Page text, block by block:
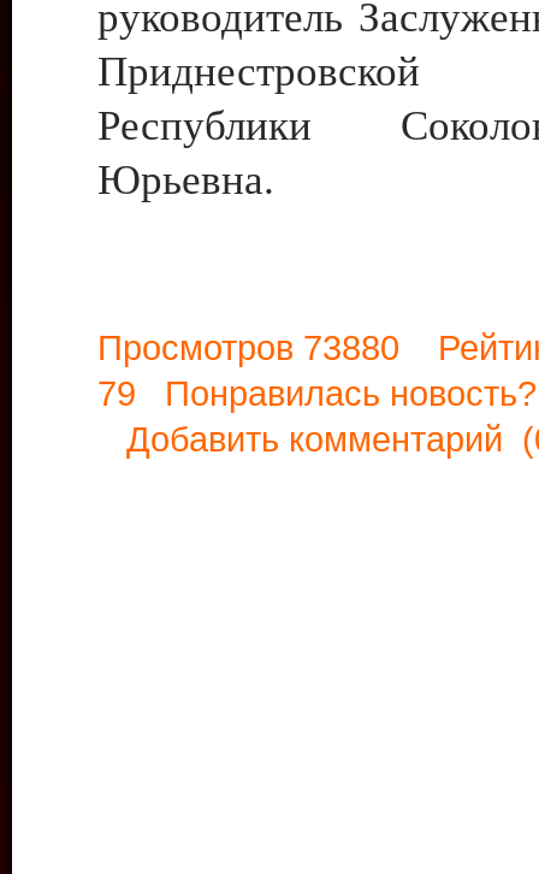
руководитель
Приднестровской
Республики
Юрьевна.
Просмотров 73880
79 Понравилась
Добавить комментарий